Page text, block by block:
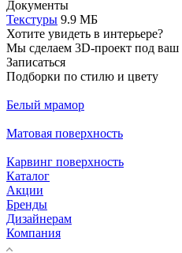
Документы
Текстуры 9.9 МБ
Хотите увидеть в интерьере?
Мы сделаем 3D-проект под ваш
Записаться
Подборки по стилю и цвету
Белый мрамор
Матовая поверхность
Карвинг поверхность
Каталог
Акции
Бренды
Дизайнерам
Компания